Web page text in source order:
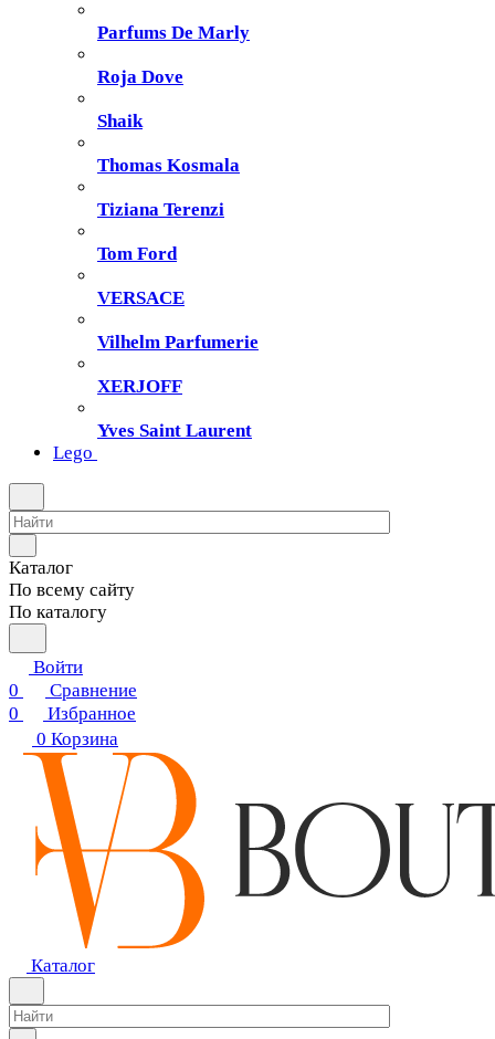
Parfums De Marly
Roja Dove
Shaik
Thomas Kosmala
Tiziana Terenzi
Tom Ford
VERSACE
Vilhelm Parfumerie
XERJOFF
Yves Saint Laurent
Lego
Каталог
По всему сайту
По каталогу
Войти
0
Сравнение
0
Избранное
0 Корзина
Каталог